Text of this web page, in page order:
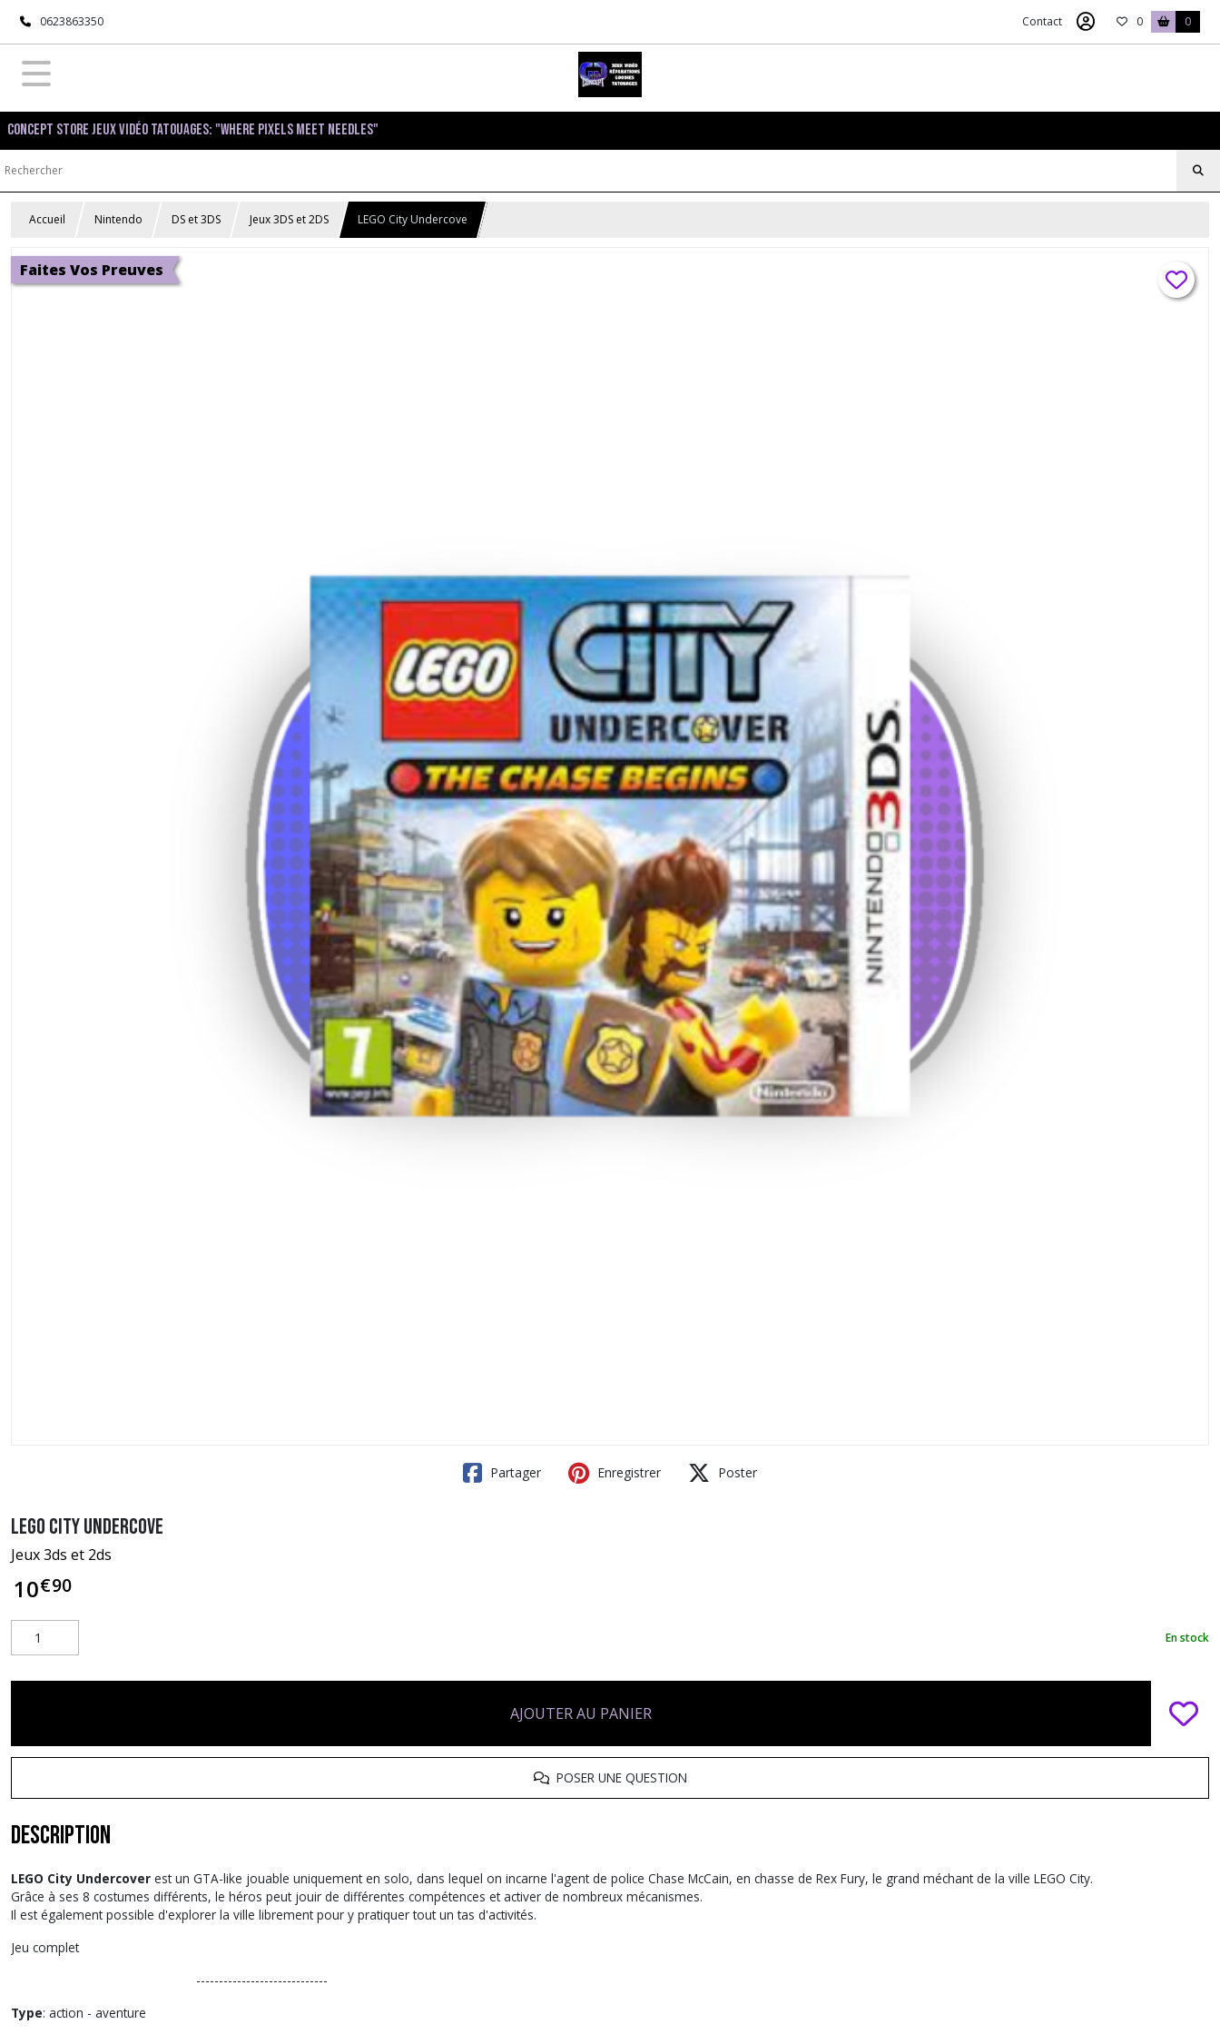
0623863350 Contact 0 0
Concept Store Jeux Vidéo Tatouages: "Where pixels meet needles"
Accueil Nintendo DS et 3DS Jeux 3DS et 2DS LEGO City Undercove
Faites Vos Preuves
Partager Enregistrer Poster
LEGO City Undercove
Jeux 3ds et 2ds
10€90
En stock
AJOUTER AU PANIER
POSER UNE QUESTION
Description
LEGO City Undercover est un GTA-like jouable uniquement en solo, dans lequel on incarne l'agent de police Chase McCain, en chasse de Rex Fury, le grand méchant de la ville LEGO City.
Grâce à ses 8 costumes différents, le héros peut jouir de différentes compétences et activer de nombreux mécanismes.
Il est également possible d'explorer la ville librement pour y pratiquer tout un tas d'activités.
Jeu complet
-----------------------------
Type: action - aventure